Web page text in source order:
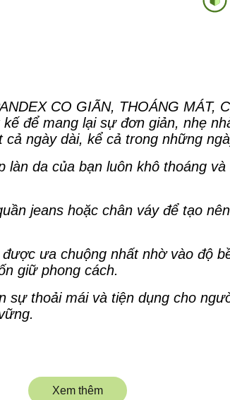
Xem thêm
CO GIÃN, THOÁNG MÁT,
để mang lại sự đơn giản, nhẹ
ngày dài, kể cả trong những
da của bạn luôn khô thoáng
jeans hoặc chân váy để tạo
ưa chuộng nhất nhờ vào độ
giữ phong cách.
sự thoải mái và tiện dụng cho